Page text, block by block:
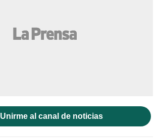
Unirme al canal de noticias